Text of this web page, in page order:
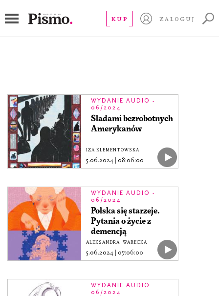
KUP ZALOGUJ
Wydanie audio - 06/2024
WYDANIE AUDIO -
06/2024
Śladami bezrobotnych
Amerykanów
IZA KLEMENTOWSKA
5.06.2024 08:06:00
WYDANIE AUDIO -
06/2024
Polska się starzeje.
Pytania o życie z
demencją
ALEKSANDRA WARECKA
5.06.2024 07:06:00
WYDANIE AUDIO -
06/2024